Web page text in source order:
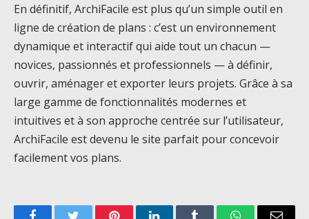
En définitif, ArchiFacile est plus qu’un simple outil en
ligne de création de plans : c’est un environnement
dynamique et interactif qui aide tout un chacun —
novices, passionnés et professionnels — à définir,
ouvrir, aménager et exporter leurs projets. Grâce à sa
large gamme de fonctionnalités modernes et
intuitives et à son approche centrée sur l’utilisateur,
ArchiFacile est devenu le site parfait pour concevoir
facilement vos plans.